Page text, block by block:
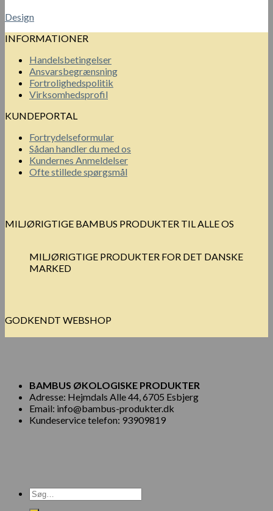
Design
INFORMATIONER
Handelsbetingelser
Ansvarsbegrænsning
Fortrolighedspolitik
Virksomhedsprofil
KUNDEPORTAL
Fortrydelseformular
Sådan handler du med os
Kundernes Anmeldelser
Ofte stillede spørgsmål
MILJØRIGTIGE BAMBUS PRODUKTER TIL ALLE OS
MILJØRIGTIGE PRODUKTER FOR DET DANSKE
MARKED
GODKENDT WEBSHOP
BAMBUS ØKOLOGISKE PRODUKTER
Adresse: Hejmdals Alle 44, 6705 Esbjerg
Email: info@bambus-produkter.dk
Kundeservice telefon: 93909819
Søg
efter: